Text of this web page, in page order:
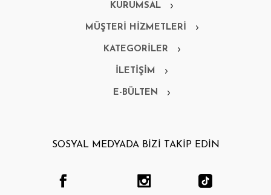
KURUMSAL
MÜŞTERİ HİZMETLERİ
KATEGORİLER
İLETİŞİM
E-BÜLTEN
SOSYAL MEDYADA BİZİ TAKİP EDİN